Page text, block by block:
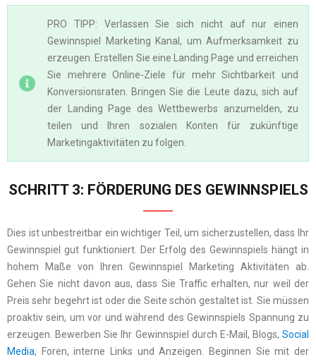
PRO TIPP: Verlassen Sie sich nicht auf nur einen
Gewinnspiel Marketing Kanal, um Aufmerksamkeit zu
erzeugen. Erstellen Sie eine Landing Page und erreichen
Sie mehrere Online-Ziele für mehr Sichtbarkeit und
Konversionsraten. Bringen Sie die Leute dazu, sich auf
der Landing Page des Wettbewerbs anzumelden, zu
teilen und Ihren sozialen Konten für zukünftige
Marketingaktivitäten zu folgen.
SCHRITT 3: FÖRDERUNG DES GEWINNSPIELS
Dies ist unbestreitbar ein wichtiger Teil, um sicherzustellen, dass Ihr
Gewinnspiel gut funktioniert. Der Erfolg des Gewinnspiels hängt in
hohem Maße von Ihren Gewinnspiel Marketing Aktivitäten ab.
Gehen Sie nicht davon aus, dass Sie Traffic erhalten, nur weil der
Preis sehr begehrt ist oder die Seite schön gestaltet ist. Sie müssen
proaktiv sein, um vor und während des Gewinnspiels Spannung zu
erzeugen. Bewerben Sie Ihr Gewinnspiel durch E-Mail, Blogs, Social
Media, Foren, interne Links und Anzeigen. Beginnen Sie mit der